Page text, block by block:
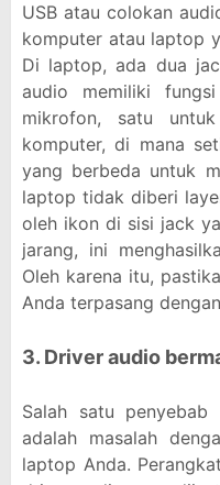
USB atau colokan
komputer atau laptop
Di laptop, ada dua
audio memiliki
mikrofon, satu
komputer, di mana
yang berbeda untuk
laptop tidak diberi
oleh ikon di sisi jack
jarang, ini
Oleh karena itu,
Anda terpasang
3. Driver audio
Salah satu
adalah masalah
laptop Anda.